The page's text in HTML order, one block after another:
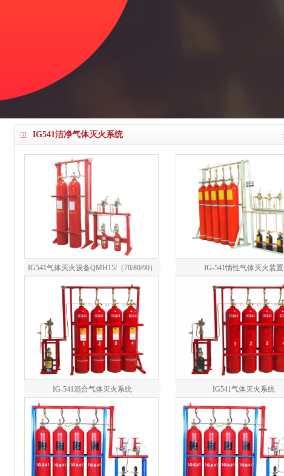
IG541洁净气体灭火系统
IG541气体灭火设备QMH15/（70/80/90）
PL
IG-541惰性气体灭火装置
IG-541混合气体灭火系统 IG541气体灭火系统